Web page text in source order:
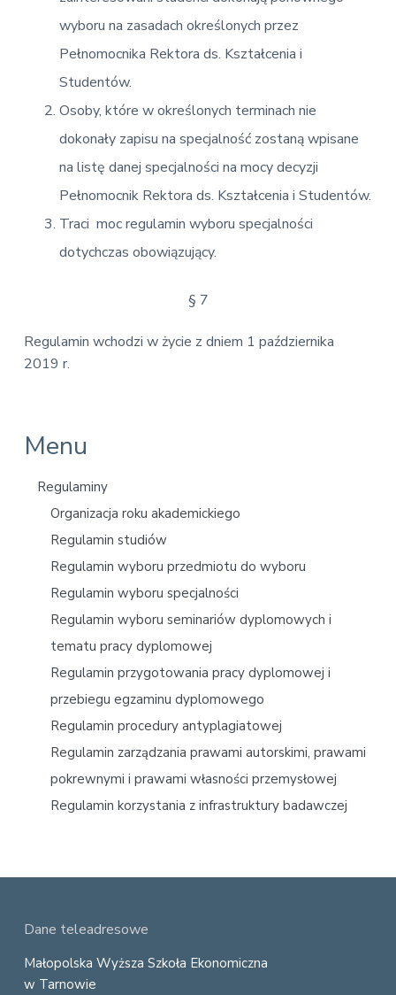
wyboru na zasadach określonych przez
Pełnomocnika Rektora ds. Kształcenia i
Studentów.
Osoby, które w określonych terminach nie
dokonały zapisu na specjalność zostaną wpisane
na listę danej specjalności na mocy decyzji
Pełnomocnik Rektora ds. Kształcenia i Studentów.
Traci moc regulamin wyboru specjalności
dotychczas obowiązujący.
§ 7
Regulamin wchodzi w życie z dniem 1 października
2019 r.
P
Menu
Regulaminy
Organizacja roku akademickiego
Regulamin studiów
Regulamin wyboru przedmiotu do wyboru
Regulamin wyboru specjalności
Regulamin wyboru seminariów dyplomowych i
tematu pracy dyplomowej
Regulamin przygotowania pracy dyplomowej i
przebiegu egzaminu dyplomowego
Regulamin procedury antyplagiatowej
Regulamin zarządzania prawami autorskimi, prawami
pokrewnymi i prawami własności przemysłowej
Regulamin korzystania z infrastruktury badawczej
Dane teleadresowe
Małopolska Wyższa Szkoła Ekonomiczna
w Tarnowie